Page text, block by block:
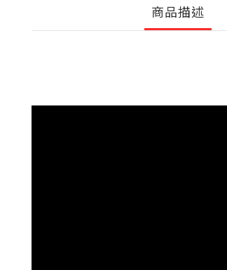
商品描述